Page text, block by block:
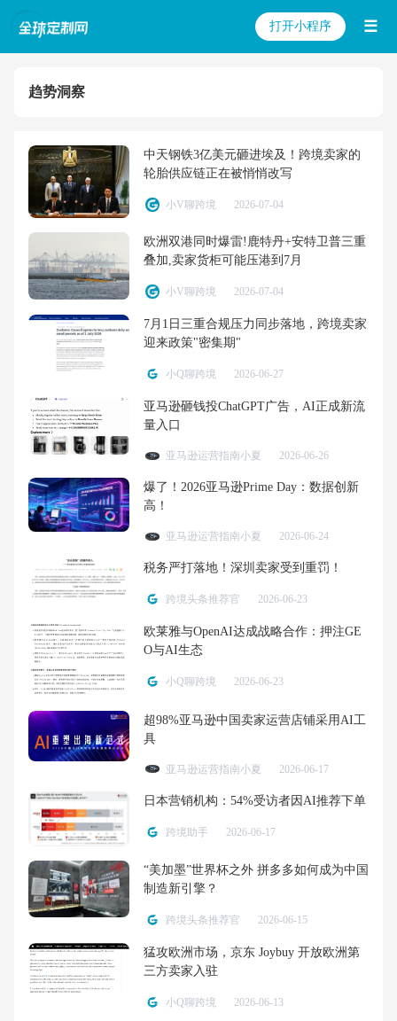
打开小程序 ☰
趋势洞察
中天钢铁3亿美元砸进埃及！跨境卖家的
轮胎供应链正在被悄悄改写
小V聊跨境 2026-07-04
欧洲双港同时爆雷!鹿特丹+安特卫普三重
叠加,卖家货柜可能压港到7月
小V聊跨境 2026-07-04
7月1日三重合规压力同步落地，跨境卖家
迎来政策"密集期"
小Q聊跨境 2026-06-27
亚马逊砸钱投ChatGPT广告，AI正成新流
量入口
亚马逊运营指南小夏 2026-06-26
爆了！2026亚马逊Prime Day：数据创新
高！
亚马逊运营指南小夏 2026-06-24
税务严打落地！深圳卖家受到重罚！
跨境头条推荐官 2026-06-23
欧莱雅与OpenAI达成战略合作：押注GE
O与AI生态
小Q聊跨境 2026-06-23
超98%亚马逊中国卖家运营店铺采用AI工
具
亚马逊运营指南小夏 2026-06-17
日本营销机构：54%受访者因AI推荐下单
跨境助手 2026-06-17
“美加墨”世界杯之外 拼多多如何成为中国
制造新引擎？
跨境头条推荐官 2026-06-15
猛攻欧洲市场，京东 Joybuy 开放欧洲第
三方卖家入驻
小Q聊跨境 2026-06-13